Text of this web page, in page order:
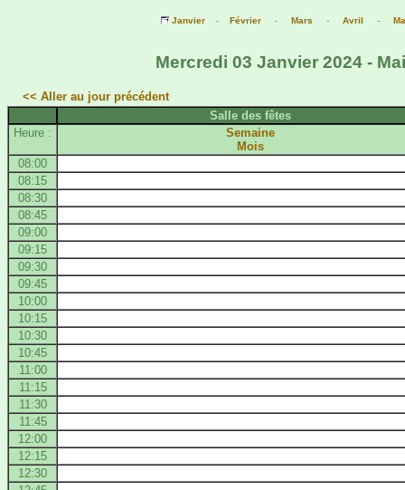
Janvier - Février - Mars - Avril -
Mercredi 03 Janvier 2024 -
<< Aller au jour précédent
Salle des fêtes
Heure :
Semaine
Mois
08:00
08:15
08:30
08:45
09:00
09:15
09:30
09:45
10:00
10:15
10:30
10:45
11:00
11:15
11:30
11:45
12:00
12:15
12:30